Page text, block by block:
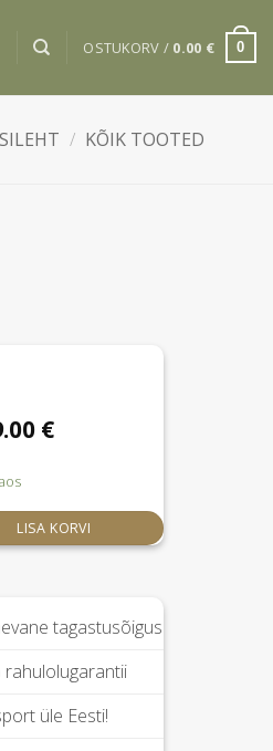
OSTUKORV / 0.00 € 0
/ KÕIK TOOTED
€
LISA KORVI
tagastusõigus
rahulolugarantii
üle Eesti!